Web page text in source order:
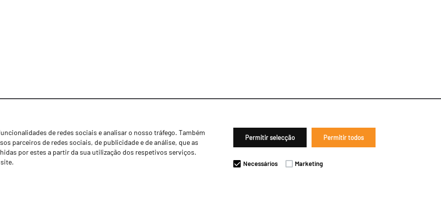
de redes sociais e analisar o nosso tráfego. Também
parceiros de redes sociais, de publicidade e de análise, que as
por estes a partir da sua utilização dos respetivos serviços.
Permitir selecção Permitir todos
Necessários Marketing
Notícias
Concessionários